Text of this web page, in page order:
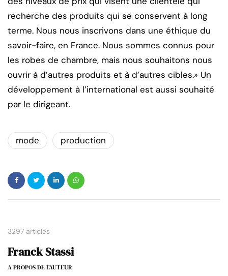
recherche des produits qui se conservent à long
terme. Nous nous inscrivons dans une éthique du
savoir-faire, en France. Nous sommes connus pour
les robes de chambre, mais nous souhaitons nous
ouvrir à d’autres produits et à d’autres cibles.» Un
développement à l’international est aussi souhaité
par le dirigeant.
mode production
3297 articles
Franck Stassi
A PROPOS DE L'AUTEUR